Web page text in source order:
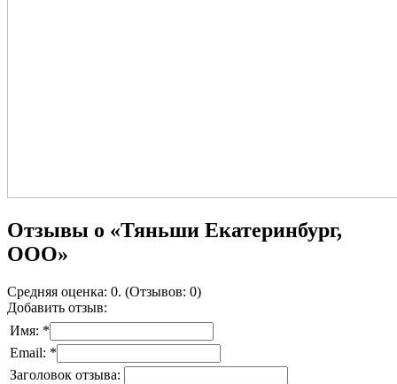
Отзывы о «Тяньши Екатеринбург,
ООО»
Средняя оценка: 0. (Отзывов: 0)
Добавить отзыв:
Имя: *
Email: *
Заголовок отзыва: